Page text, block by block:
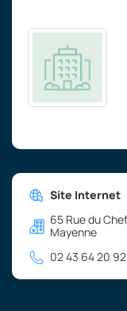
Site Internet
65 Rue du
Mayenne
02 43 64 20 92